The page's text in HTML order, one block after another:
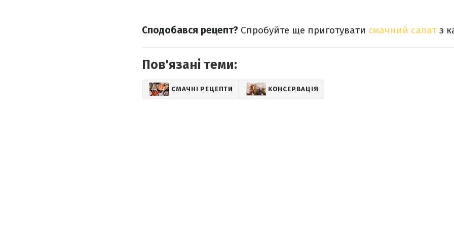
Сподобався рецепт? Спробуйте ще приготувати смачний салатз
Пов'язані теми:
СМАЧНІ РЕЦЕПТИ КОНСЕРВАЦІЯ